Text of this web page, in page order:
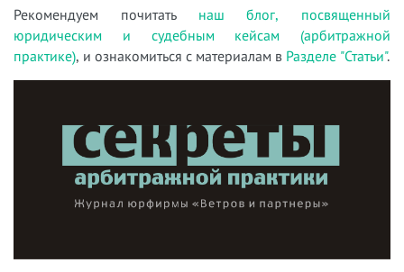
Рекомендуем почитать наш блог, посвященный
юридическим и судебным кейсам (арбитражной
практике), и ознакомиться с материалам в Разделе "Статьи".